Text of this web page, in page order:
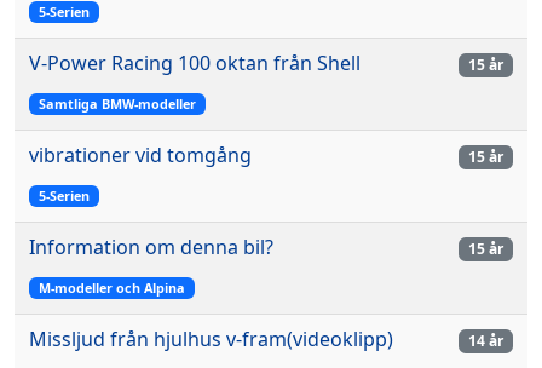
5-Serien
V-Power Racing 100 oktan från Shell
Samtliga BMW-modeller
15 år
vibrationer vid tomgång
5-Serien
15 år
Information om denna bil?
M-modeller och Alpina
15 år
Missljud från hjulhus v-fram(videoklipp) 14 år